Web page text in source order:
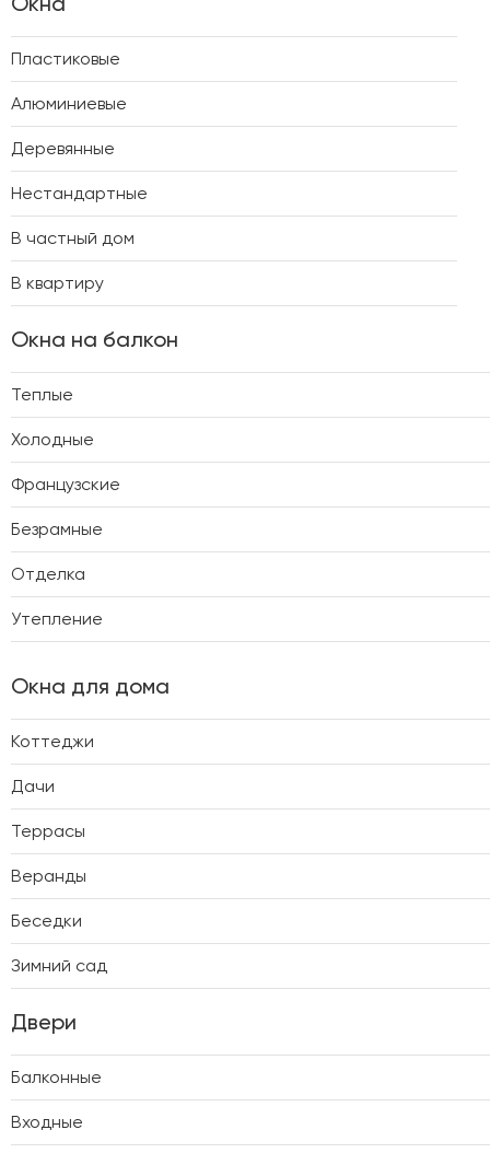
Пластиковые
Алюминиевые
Деревянные
Нестандартные
В частный дом
В квартиру
Окна на балкон
Теплые
Холодные
Французские
Безрамные
Отделка
Утепление
Окна для дома
Коттеджи
Дачи
Террасы
Веранды
Беседки
Зимний сад
Двери
Балконные
Входные